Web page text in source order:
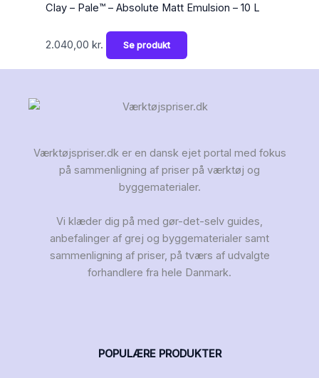
Clay – Pale™ – Absolute Matt Emulsion – 10 L
2.040,00 kr. Se produkt
Værktøjspriser.dk er en dansk ejet portal med fokus
på sammenligning af priser på værktøj og
byggematerialer.
Vi klæder dig på med gør-det-selv guides,
anbefalinger af grej og byggematerialer samt
sammenligning af priser, på tværs af udvalgte
forhandlere fra hele Danmark.
POPULÆRE PRODUKTER